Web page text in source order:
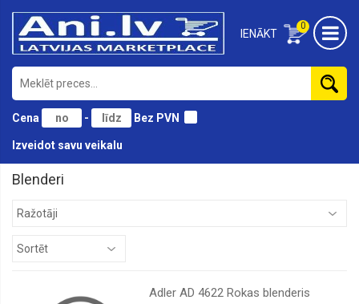
0
IENĀKT
Cena - Bez PVN
Izveidot savu veikalu
Blenderi
Adler AD 4622 Rokas blenderis